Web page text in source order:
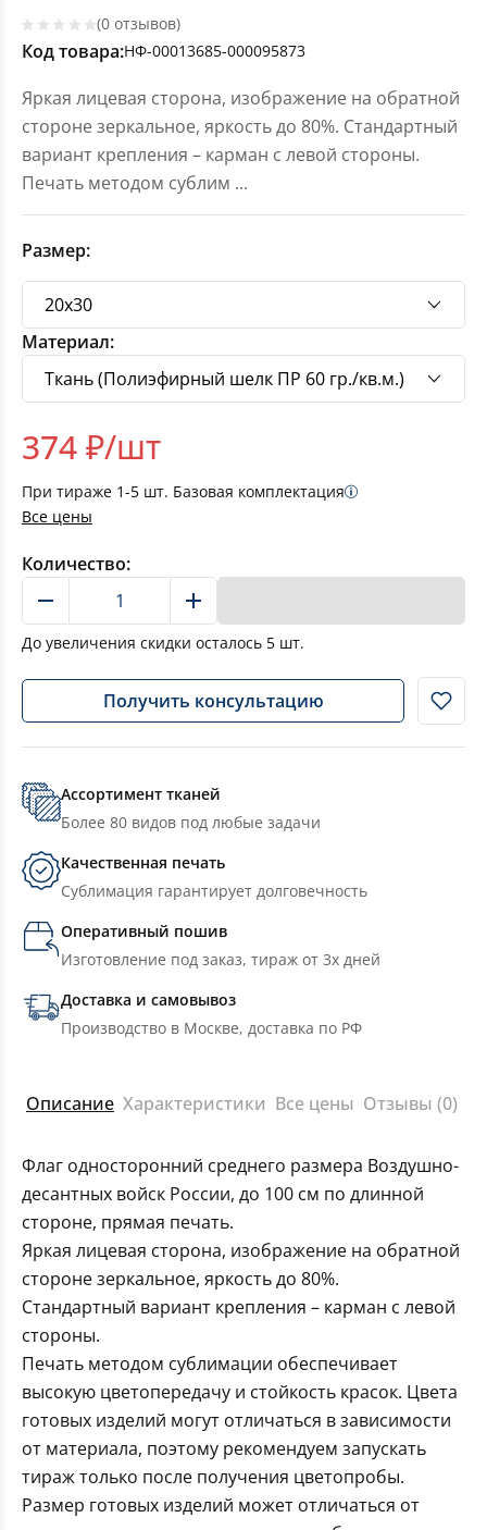
(0 отзывов)
Код товара:НФ-00013685-000095873
Яркая лицевая сторона, изображение на обратной
стороне зеркальное, яркость до 80%. Стандартный
вариант крепления – карман с левой стороны.
Печать методом сублим ...
Размер:
Материал:
374₽/шт
При тираже 1-5 шт. Базовая комплектация
Все цены
Количество:
До увеличения скидки осталось 5 шт.
Получить консультацию
Ассортимент тканей
Более 80 видов под любые задачи
Качественная печать
Сублимация гарантирует долговечность
Оперативный пошив
Изготовление под заказ, тираж от 3х дней
Доставка и самовывоз
Производство в Москве, доставка по РФ
Описание Характеристики Все цены Отзывы (0)
Флаг односторонний среднего размера Воздушно-
десантных войск России, до 100 см по длинной
стороне, прямая печать.
Яркая лицевая сторона, изображение на обратной
стороне зеркальное, яркость до 80%.
Стандартный вариант крепления – карман с левой
стороны.
Печать методом сублимации обеспечивает
высокую цветопередачу и стойкость красок. Цвета
готовых изделий могут отличаться в зависимости
от материала, поэтому рекомендуем запускать
тираж только после получения цветопробы.
Размер готовых изделий может отличаться от